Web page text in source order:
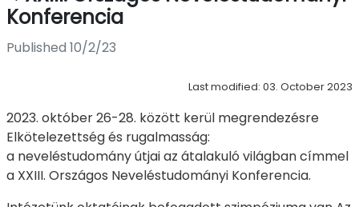
Konferencia
Published 10/2/23
Last modified: 03. October 2023
2023. október 26-28. között kerül megrendezésre
Elkötelezettség és rugalmasság:
a neveléstudomány útjai az átalakuló világban címmel
a XXIII. Országos Neveléstudományi Konferencia.